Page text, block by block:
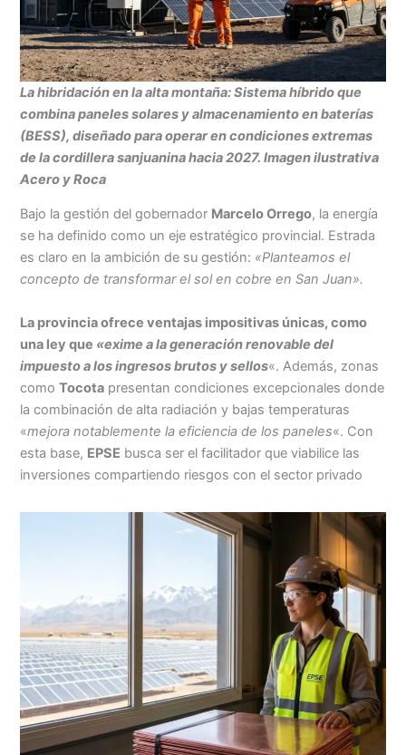
La hibridación en la alta montaña: Sistema híbrido que
combina paneles solares y almacenamiento en baterías
(BESS), diseñado para operar en condiciones extremas
de la cordillera sanjuanina hacia 2027. Imagen ilustrativa
Acero y Roca
Bajo la gestión del gobernador Marcelo Orrego, la energía
se ha definido como un eje estratégico provincial. Estrada
es claro en la ambición de su gestión: «Planteamos el
concepto de transformar el sol en cobre en San Juan».
La provincia ofrece ventajas impositivas únicas, como
una ley que «exime a la generación renovable del
impuesto a los ingresos brutos y sellos«. Además, zonas
comoTocota presentan condiciones excepcionales donde
la combinación de alta radiación y bajas temperaturas
«mejora notablemente la eficiencia de los paneles«. Con
esta base, EPSE busca ser el facilitador que viabilice las
inversiones compartiendo riesgos con el sector privado